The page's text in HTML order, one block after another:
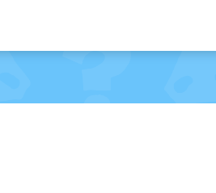
ein-/ ausblenden